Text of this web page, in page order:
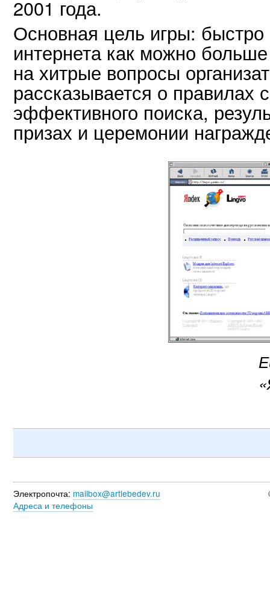
2001 года.
Основная цель игры:
интернета как можно
на хитрые вопросы
рассказывается о правилах
эффективного поиска,
призах и церемонии
Электропочта: mailbox@artlebedev.ru
Адреса и телефоны